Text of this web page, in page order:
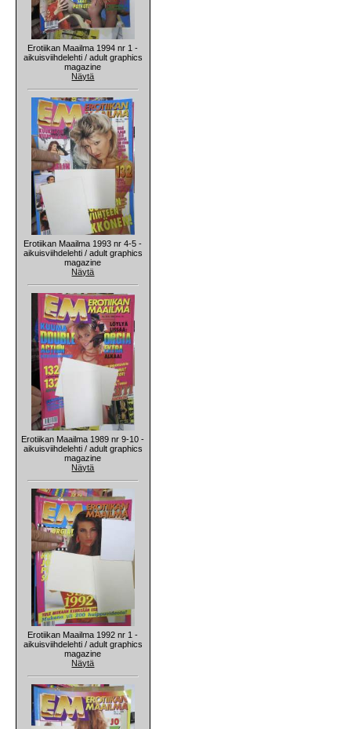
Erotiikan Maailma 1994 nr 1 -
aikuisviihdelehti / adult graphics
magazine
Näytä
Erotiikan Maailma 1993 nr 4-5 -
aikuisviihdelehti / adult graphics
magazine
Näytä
Erotiikan Maailma 1989 nr 9-10 -
aikuisviihdelehti / adult graphics
magazine
Näytä
Erotiikan Maailma 1992 nr 1 -
aikuisviihdelehti / adult graphics
magazine
Näytä